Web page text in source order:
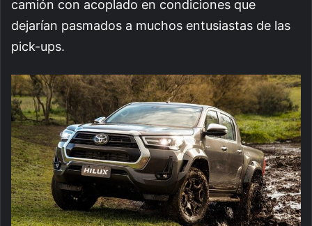
camión con acoplado en condiciones que
dejarían pasmados a muchos entusiastas de las
pick-ups.